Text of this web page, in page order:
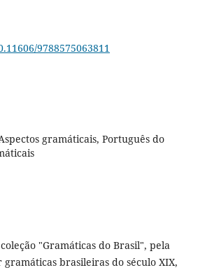
9788575063811
gramáticais, Português do
"Gramáticas do Brasil", pela
brasileiras do século XIX,